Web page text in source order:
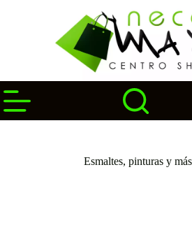
Esmaltes, pinturas y más